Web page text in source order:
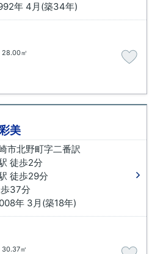
年 4月(築34年)
28.00㎡
美
市北野町字二番訳
徒歩2分
徒歩29分
37分
年 3月(築18年)
30.37㎡